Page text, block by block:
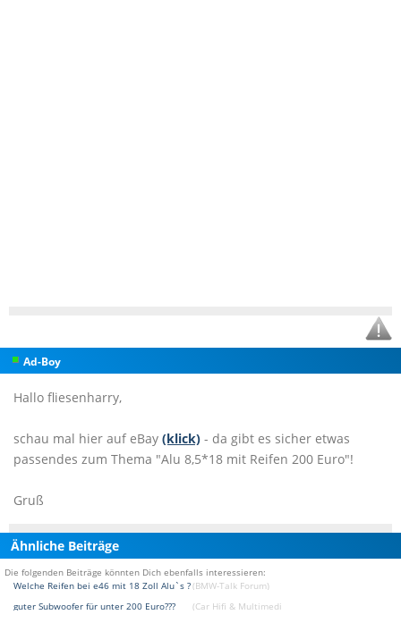
Ad-Boy
Hallo fliesenharry,
schau mal hier auf eBay (klick) - da gibt es sicher etwas
passendes zum Thema "Alu 8,5*18 mit Reifen 200 Euro"!
Gruß
Ähnliche Beiträge
Die folgenden Beiträge könnten Dich ebenfalls interessieren:
Welche Reifen bei e46 mit 18 Zoll Alu`s ?(BMW-Talk Forum)
guter Subwoofer für unter 200 Euro???
(Car Hifi & Multimedia & Navigation Forum)